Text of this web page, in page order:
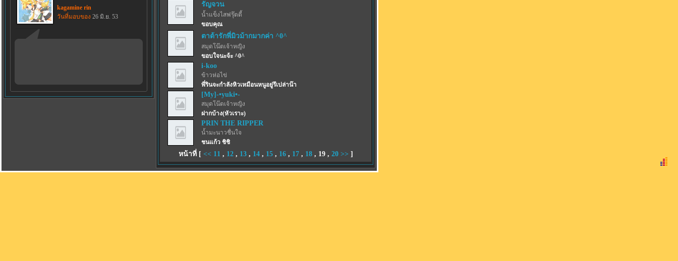
kagamine rin
วันที่มอบของ 26 มิ.ย. 53
รัญจวน
น้ำแข็งไสฟรุ๊ตตี้
ขอบคุณ
ตาต้ารักพี่มิวม้ากมากค่า ^0^
สมุดโน๊ตเจ้าหญิง
ขอบใจนะจ้ะ ^0^
i-koo
ข้าวห่อไข่
พี่รินจะกำลังหิวเหมือนหนูอยู่รึเปล่าน๊า
[My]-•yuki•-
สมุดโน๊ตเจ้าหญิง
ฝากบ้าง(หัวเราะ)
PRIN THE RIPPER
น้ำมะนาวชื่นใจ
ชนแก้ว ชิชิ
หน้าที่ [ << 11 , 12, 13, 14, 15, 16, 17, 18, 19, 20 >> ]